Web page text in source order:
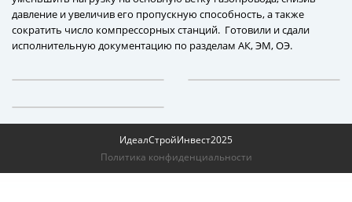
давление и увеличив его пропускную способность, а также
сократить число компрессорных станций. Готовили и сдали
исполнительную документацию по разделам АК, ЭМ, ОЭ.
ИдеалСтройИнвест2025
Политика конфиденциальности